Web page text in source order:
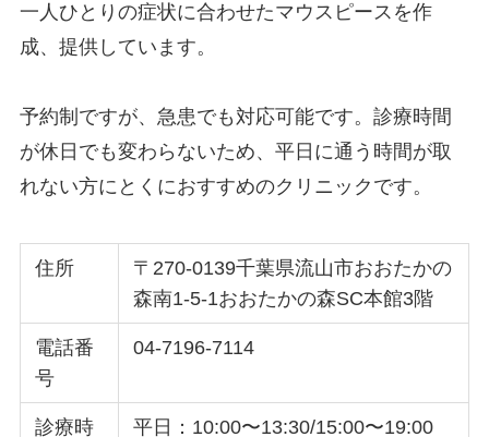
一人ひとりの症状に合わせたマウスピースを作
成、提供しています。
予約制ですが、急患でも対応可能です。診療時間
が休日でも変わらないため、平日に通う時間が取
れない方にとくにおすすめのクリニックです。
住所
〒270-0139千葉県流山市おおたかの
森南1-5-1おおたかの森SC本館3階
電話番
号
04-7196-7114
診療時
平日：10:00〜13:30/15:00〜19:00